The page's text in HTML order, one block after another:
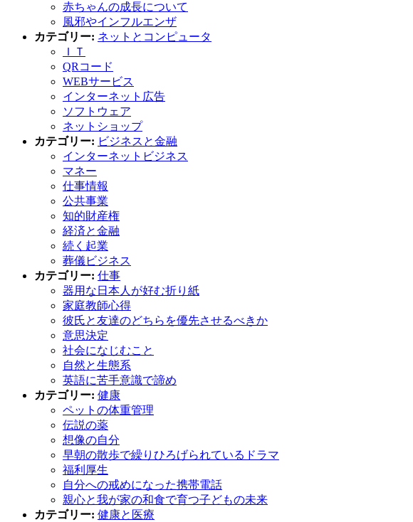
赤ちゃんの成長について
風邪やインフルエンザ
カテゴリー: ネットとコンピュータ
ＩＴ
QRコード
WEBサービス
インターネット広告
ソフトウェア
ネットショップ
カテゴリー: ビジネスと金融
インターネットビジネス
マネー
仕事情報
公共事業
知的財産権
経済と金融
続く起業
葬儀ビジネス
カテゴリー: 仕事
器用な日本人が好む折り紙
家庭教師心得
彼氏と友達のどちらを優先させるべきか
意思決定
社会になじむこと
自然と生態系
英語に苦手意識で諦め
カテゴリー: 健康
ペットの体重管理
伝説の薬
想像の自分
早朝の散歩で繰りひろげられているドラマ
福利厚生
自分への戒めになった携帯電話
親心と我が家の和食で育つ子どもの未来
カテゴリー: 健康と医療